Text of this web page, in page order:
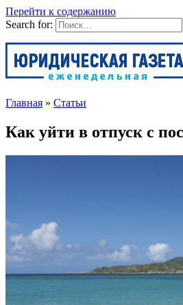
Перейти к содержанию
Search for:
Главная » Статьи
Как уйти в отпуск с